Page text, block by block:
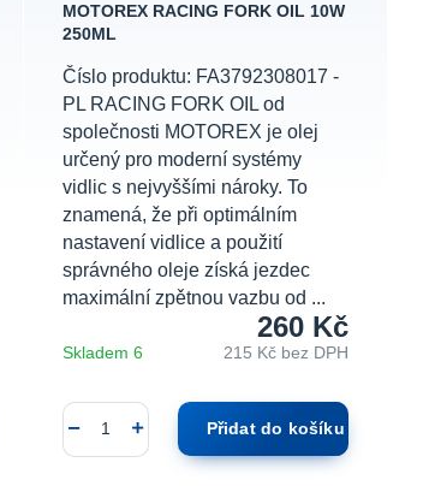
MOTOREX RACING FORK OIL 10W
250ML
Číslo produktu: FA3792308017 -
PL RACING FORK OIL od
společnosti MOTOREX je olej
určený pro moderní systémy
vidlic s nejvyššími nároky. To
znamená, že při optimálním
nastavení vidlice a použití
správného oleje získá jezdec
maximální zpětnou vazbu od ...
260 Kč
215 Kč bez DPH
Skladem 6
Přidat do košíku